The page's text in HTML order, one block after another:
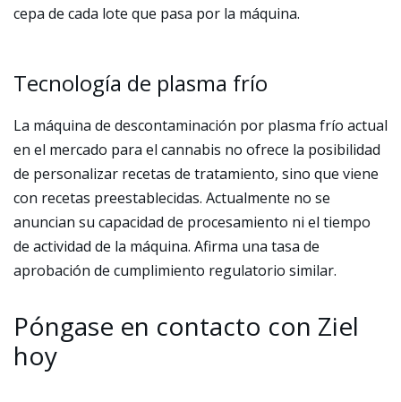
cepa de cada lote que pasa por la máquina.
Tecnología de plasma frío
La máquina de descontaminación por plasma frío actual
en el mercado para el cannabis no ofrece la posibilidad
de personalizar recetas de tratamiento, sino que viene
con recetas preestablecidas. Actualmente no se
anuncian su capacidad de procesamiento ni el tiempo
de actividad de la máquina. Afirma una tasa de
aprobación de cumplimiento regulatorio similar.
Póngase en contacto con Ziel
hoy